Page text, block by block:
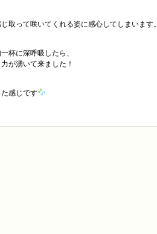
取って咲いてくれる姿に感心してしまいます。
杯に深呼吸したら、
が湧いて来ました！
感じです